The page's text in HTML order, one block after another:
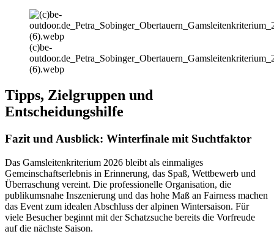
(c)be-
(6).webp
Tipps, Zielgruppen und
Entscheidungshilfe
Fazit und Ausblick: Winterfinale mit Suchtfaktor
Das Gamsleitenkriterium 2026 bleibt als einmaliges
Gemeinschaftserlebnis in Erinnerung, das Spaß, Wettbewerb und
Überraschung vereint. Die professionelle Organisation, die
publikumsnahe Inszenierung und das hohe Maß an Fairness machen
das Event zum idealen Abschluss der alpinen Wintersaison. Für
viele Besucher beginnt mit der Schatzsuche bereits die Vorfreude
auf die nächste Saison.